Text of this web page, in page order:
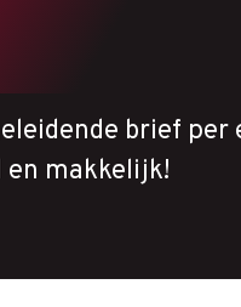
brief per
en makkelijk!